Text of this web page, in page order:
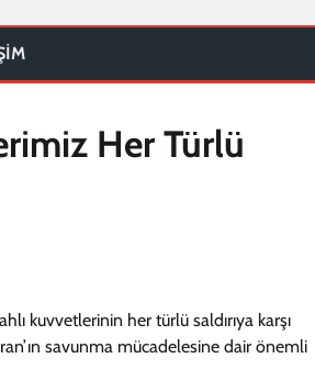
Her Türlü
kuvvetlerinin her türlü saldırıya karşı
savunma mücadelesine dair önemli